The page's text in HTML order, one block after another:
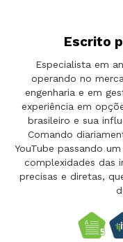
Escrito
Especialista em
operando no
engenharia e em
experiência em
brasileiro e sua
Comando
YouTube passando
complexidades das
precisas e diretas,